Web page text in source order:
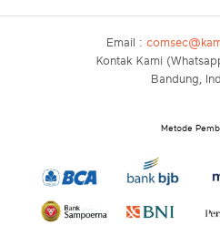
Email :
Kontak Kami
Bandung,
Metode